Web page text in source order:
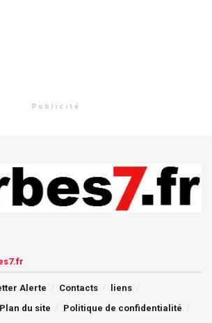
Publicité
Alerte Contacts
liens
Plan du site Politique de confidentialité